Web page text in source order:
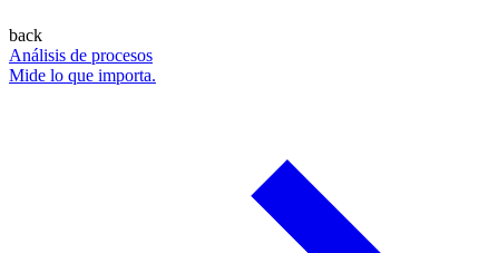
back
Análisis de procesos
Mide lo que importa.